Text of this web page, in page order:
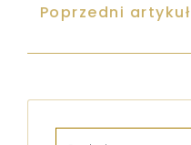
Poprzedni artykuł